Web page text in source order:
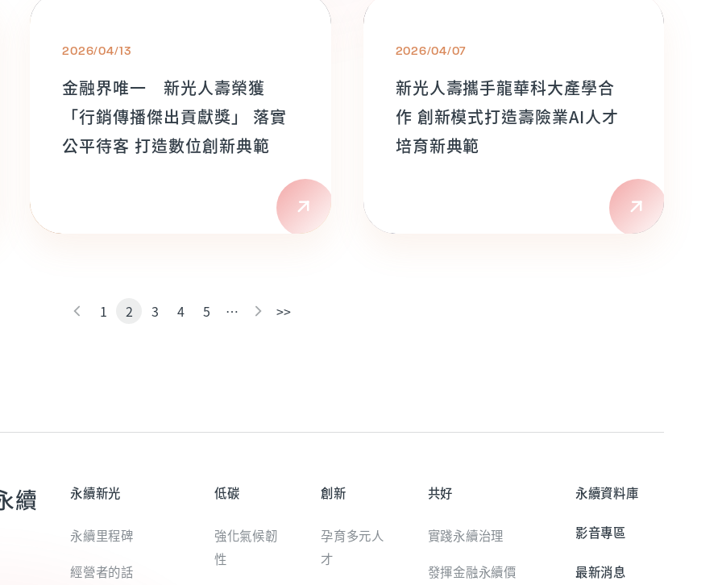
2026/04/13
金融界唯一 新光人壽榮獲
「行銷傳播傑出貢獻獎」 落實
公平待客 打造數位創新典範
2026/04/07
新光人壽攜手龍華科大產學合
作 創新模式打造壽險業AI人才
培育新典範
1 2 3 4 5 … >>
續 永續新光
永續里程碑
經營者的話
低碳
強化氣候韌
性
創新
孕育多元人
才
共好
實踐永續治理
發揮金融永續價
永續資料庫
影音專區
最新消息